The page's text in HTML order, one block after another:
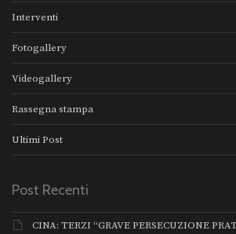
Interventi
Fotogallery
Videogallery
Rassegna stampa
Ultimi Post
Post Recenti
CINA: TERZI “GRAVE PERSECUZIONE